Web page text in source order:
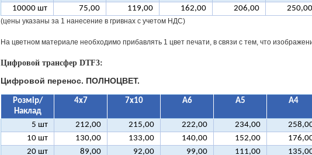
10000 шт
75,00 119,00 162,00 206,00 250,00
(цены указаны за 1 нанесение в гривнах с учетом НДС)
На цветном материале необходимо прибавлять 1 цвет печати, в связи с тем, что
Цифровой трансфер DTF3:
Цифровой перенос. ПОЛНОЦВЕТ.
Розмір/
Наклад
4х7 7х10 А6 А5 А4
5 шт 212,00 215,00 222,00 234,00
10 шт
130,00 133,00 140,00 152,00
20 шт
89,00 92,00 99,00 111,00